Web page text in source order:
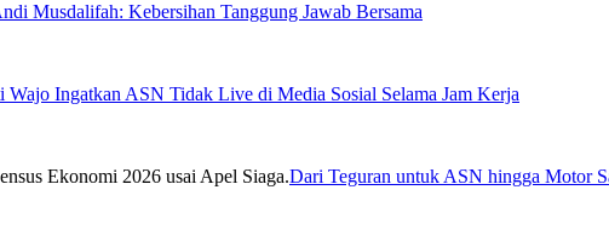
Musdalifah: Kebersihan Tanggung Jawab Bersama
Wajo Ingatkan ASN Tidak Live di Media Sosial Selama Jam Kerja
Dari Teguran untuk ASN hingga Motor